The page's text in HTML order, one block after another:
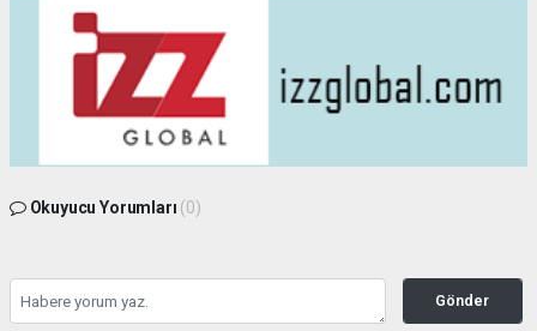
Okuyucu Yorumları (0)
Gönder